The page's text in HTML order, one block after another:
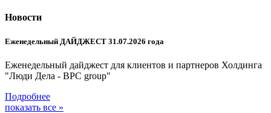
Новости
Еженедельный ДАЙДЖЕСТ 31.07.2026 года
Еженедельный дайджест для клиентов и партнеров Холдинга
"Люди Дела - BPC group"
Подробнее
показать все »